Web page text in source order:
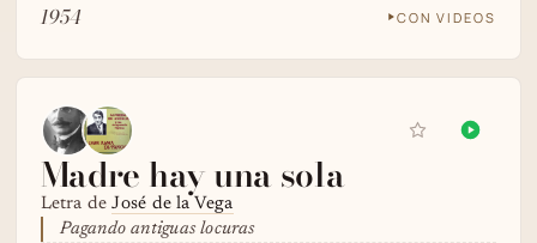
1954 CON VIDEOS
Madre hay una sola
Letra deJosé de la Vega
Pagando antiguas locuras